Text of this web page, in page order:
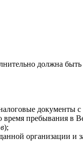
должна
документы
время пребывания в
);
организации и